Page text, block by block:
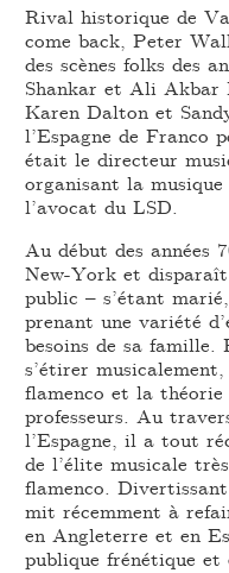
Rival historique de
come back, Peter
des scènes folks des
Shankar et Ali Akbar
Karen Dalton et
l’Espagne de Franco
était le directeur
organisant la
l’avocat du LSD.
Au début des années
New-York et
public – s’étant
prenant une variété
besoins de sa
s’étirer
flamenco et la théorie
professeurs. Au
l’Espagne, il a tout
de l’élite musicale
flamenco.
mit récemment à
en Angleterre et en
publique frénétique et